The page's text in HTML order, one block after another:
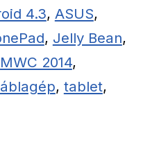
4.3, ASUS,
, Jelly Bean,
MWC 2014,
, tablet,